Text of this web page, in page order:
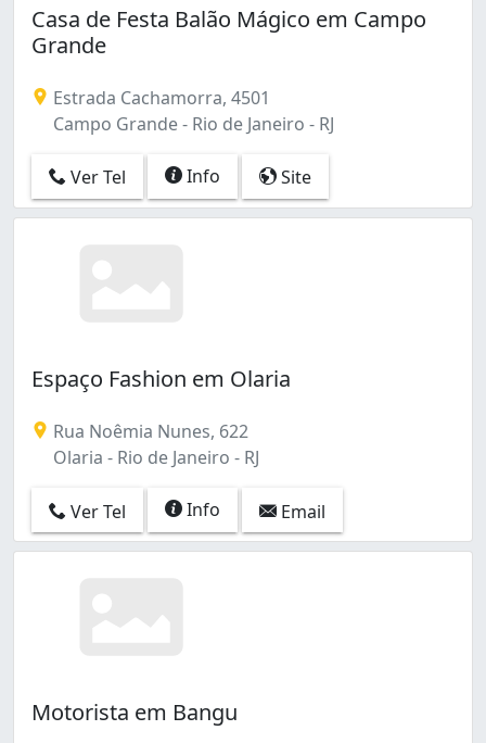
Vila Valqueire (4)
Vista Alegre (2)
Casa de Festa Balão Mágico em Campo
Grande
Estrada Cachamorra, 4501
Campo Grande - Rio de Janeiro - RJ
Ver Tel Info Site
Espaço Fashion em Olaria
Rua Noêmia Nunes, 622
Olaria - Rio de Janeiro - RJ
Ver Tel Info Email
Motorista em Bangu